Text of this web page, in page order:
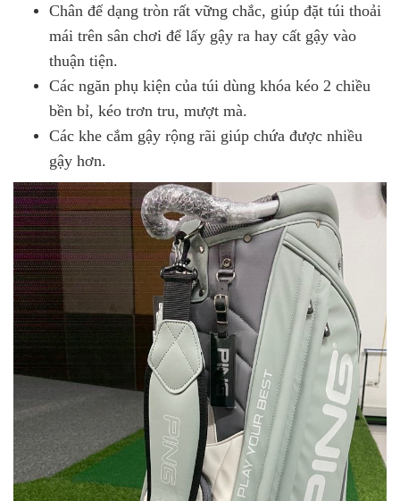
Chân đế dạng tròn rất vững chắc, giúp đặt túi thoải
mái trên sân chơi để lấy gậy ra hay cất gậy vào
thuận tiện.
Các ngăn phụ kiện của túi dùng khóa kéo 2 chiều
bền bỉ, kéo trơn tru, mượt mà.
Các khe cắm gậy rộng rãi giúp chứa được nhiều
gậy hơn.